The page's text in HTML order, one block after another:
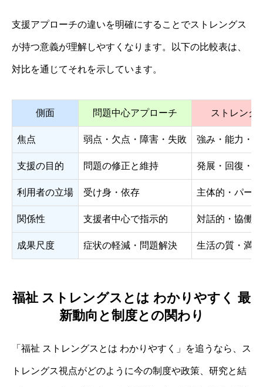
支援アプローチの違いを明確にすることでストレングス
が持つ意義が理解しやすくなります。以下の比較表は、
対比を通じてそれを示しています。
側面 問題中心アプローチ ストレング
焦点 弱点・欠点・障害・失敗 強み・能力・
支援の目的 問題の修正と維持 発展・回復・
利用者の立場 受け身・依存 主体的・パー
関係性 支援者中心で指示的 対話的・協働的
成果尺度 症状の軽減・問題解決 生活の質・満
福祉 ストレングスとは わかりやすく 最
新動向と制度との関わり
「福祉 ストレングスとは わかりやすく」を追うなら、ス
トレングス視点がどのように今の制度や政策、研究と結